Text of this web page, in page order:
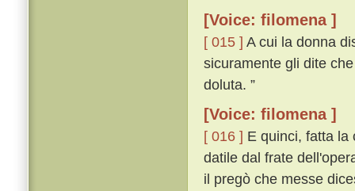
[Voice: filomena ]
[ 015 ] A cui la donna
sicuramente gli dite
doluta. ”
[Voice: filomena ]
[ 016 ] E quinci, fatta la
datile dal frate
il pregò che messe